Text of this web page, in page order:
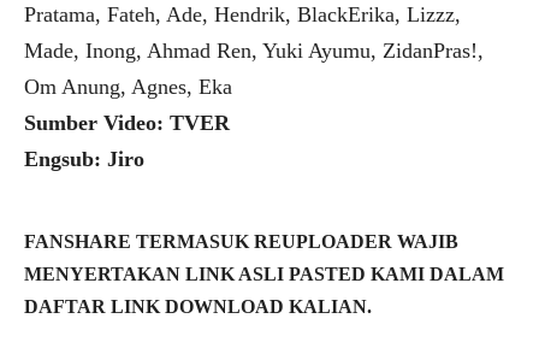
Pratama, Fateh, Ade, Hendrik, BlackErika, Lizzz,
Made, Inong, Ahmad Ren, Yuki Ayumu, ZidanPras!,
Om Anung, Agnes, Eka
Sumber Video: TVER
Engsub: Jiro
FANSHARE TERMASUK REUPLOADER WAJIB
MENYERTAKAN LINK ASLI PASTED KAMI DALAM
DAFTAR LINK DOWNLOAD KALIAN.